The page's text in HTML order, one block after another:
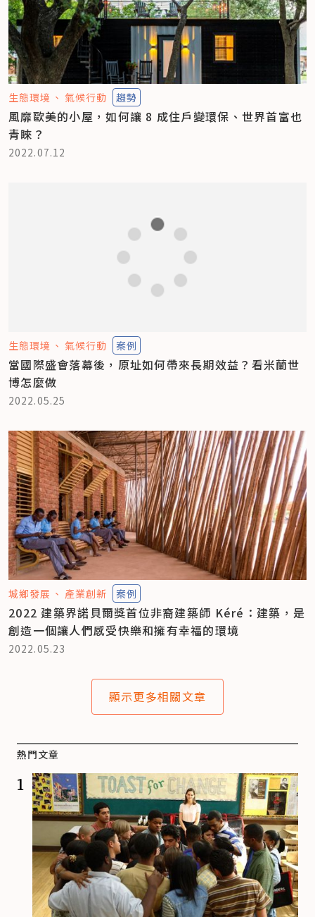
生態環境 氣候行動 趨勢
風靡歐美的小屋，如何讓 8 成住戶變環保、世界首富也
青睞？
2022.07.12
生態環境 氣候行動 案例
當國際盛會落幕後，原址如何帶來長期效益？看米蘭世
博怎麼做
2022.05.25
城鄉發展 產業創新 案例
2022 建築界諾貝爾獎首位非裔建築師 Kéré：建築，是
創造一個讓人們感受快樂和擁有幸福的環境
2022.05.23
顯示更多相關文章
熱門文章
1